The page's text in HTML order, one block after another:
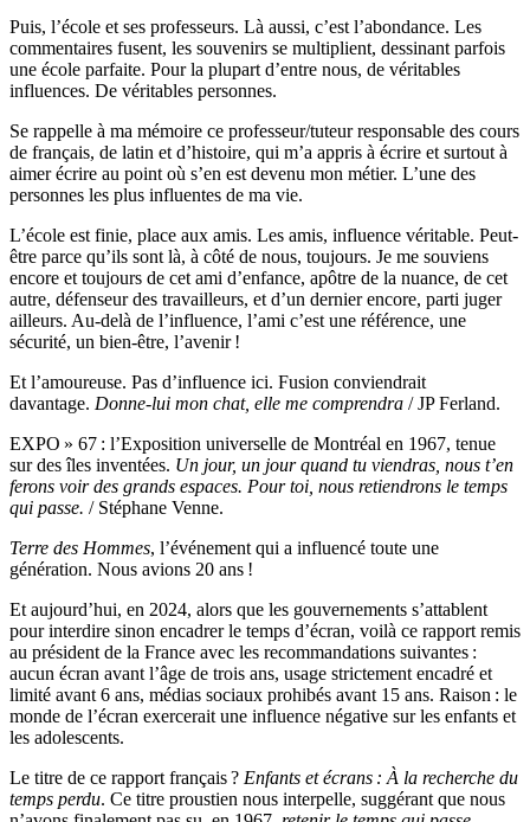
Puis, l’école et ses professeurs. Là aussi, c’est l’abondance. Les
commentaires fusent, les souvenirs se multiplient, dessinant parfois
une école parfaite. Pour la plupart d’entre nous, de véritables
influences. De véritables personnes.
Se rappelle à ma mémoire ce professeur/tuteur responsable des cours
de français, de latin et d’histoire, qui m’a appris à écrire et surtout à
aimer écrire au point où s’en est devenu mon métier. L’une des
personnes les plus influentes de ma vie.
L’école est finie, place aux amis. Les amis, influence véritable. Peut-
être parce qu’ils sont là, à côté de nous, toujours. Je me souviens
encore et toujours de cet ami d’enfance, apôtre de la nuance, de cet
autre, défenseur des travailleurs, et d’un dernier encore, parti juger
ailleurs. Au-delà de l’influence, l’ami c’est une référence, une
sécurité, un bien-être, l’avenir !
Et l’amoureuse. Pas d’influence ici. Fusion conviendrait
davantage. Donne-lui mon chat, elle me comprendra / JP Ferland.
EXPO » 67 : l’Exposition universelle de Montréal en 1967, tenue
sur des îles inventées. Un jour, un jour quand tu viendras, nous t’en
ferons voir des grands espaces. Pour toi, nous retiendrons le temps
qui passe. / Stéphane Venne.
Terre des Hommes, l’événement qui a influencé toute une
génération. Nous avions 20 ans !
Et aujourd’hui, en 2024, alors que les gouvernements s’attablent
pour interdire sinon encadrer le temps d’écran, voilà ce rapport remis
au président de la France avec les recommandations suivantes :
aucun écran avant l’âge de trois ans, usage strictement encadré et
limité avant 6 ans, médias sociaux prohibés avant 15 ans. Raison : le
monde de l’écran exercerait une influence négative sur les enfants et
les adolescents.
Le titre de ce rapport français ? Enfants et écrans : À la recherche du
temps perdu. Ce titre proustien nous interpelle, suggérant que nous